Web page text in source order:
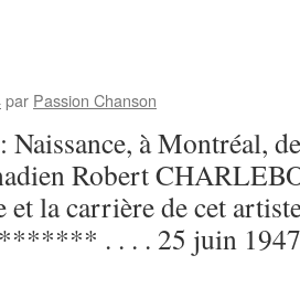
par Passion Chanson
à Montréal,
Robert
et la carrière de cet
. . . . 25 juin